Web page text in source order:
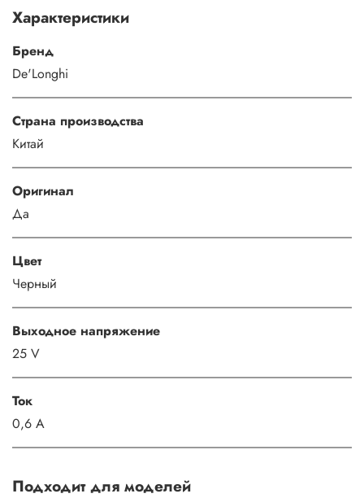
Характеристики
Бренд
De'Longhi
Страна производства
Китай
Оригинал
Да
Цвет
Черный
Выходное напряжение
25 V
Ток
0,6 A
Подходит для моделей